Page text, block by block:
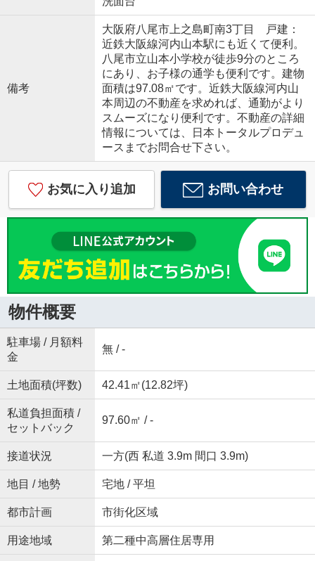
備考
大阪府八尾市上之島町南3丁目 戸建：
近鉄大阪線河内山本駅にも近くて便利。
八尾市立山本小学校が徒歩9分のところ
にあり、お子様の通学も便利です。建物
面積は97.08㎡です。近鉄大阪線河内山
本周辺の不動産を求めれば、通勤がより
スムーズになり便利です。不動産の詳細
情報については、日本トータルプロデュ
ースまでお問合せ下さい。
お気に入り追加 お問い合わせ
物件概要
駐車場 / 月額料
金
無 / -
土地面積(坪数) 42.41㎡(12.82坪)
私道負担面積 /
セットバック
97.60㎡ / -
接道状況 一方(西 私道 3.9m 間口 3.9m)
地目 / 地勢 宅地 / 平坦
都市計画 市街化区域
用途地域 第二種中高層住居専用